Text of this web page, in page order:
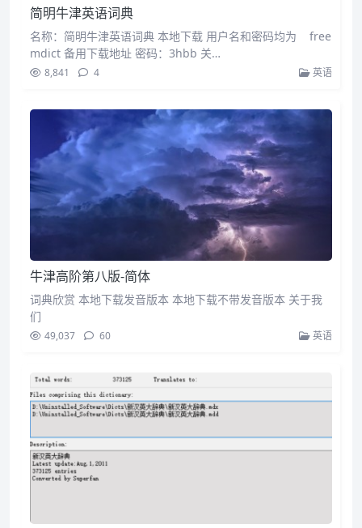
简明牛津英语词典
名称：简明牛津英语词典 本地下载 用户名和密码均为 free
mdict 备用下载地址 密码：3hbb 关…
8,841 4 英语
牛津高阶第八版-简体
词典欣赏 本地下载发音版本 本地下载不带发音版本 关于我
们
49,037 60 英语